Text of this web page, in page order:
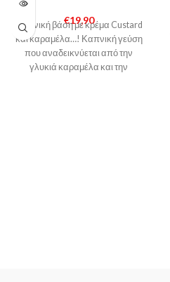
€19,90
Καπνική βάση με κρέμα Custard
και καραμέλα…! Καπνική γεύση
που αναδεικνύεται από την
γλυκιά καραμέλα και την